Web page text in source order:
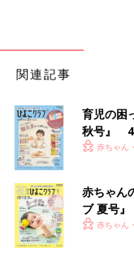
二男と三男の服は箱に入れ
――モンテッソーリ教
関連記事
育児の困
秋号』 4
いっぱい
赤ちゃん
赤ちゃん
ブ 夏号
く！ おっ
赤ちゃん